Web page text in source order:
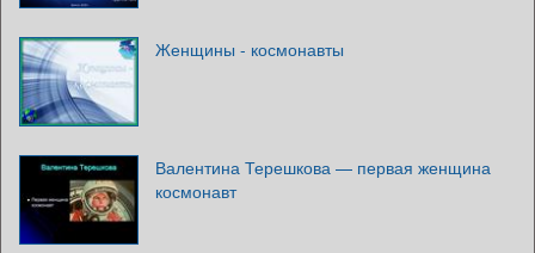
Женщины - космонавты
Валентина Терешкова — первая женщина
космонавт